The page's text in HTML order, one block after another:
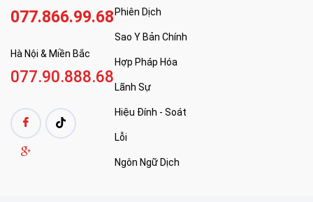
077.866.99.68
Hà Nội & Miền Bắc
077.90.888.68
Phiên Dịch
Sao Y Bản Chính
Hợp Pháp Hóa
Lãnh Sự
Hiệu Đính - Soát
Lỗi
Ngôn Ngữ Dịch